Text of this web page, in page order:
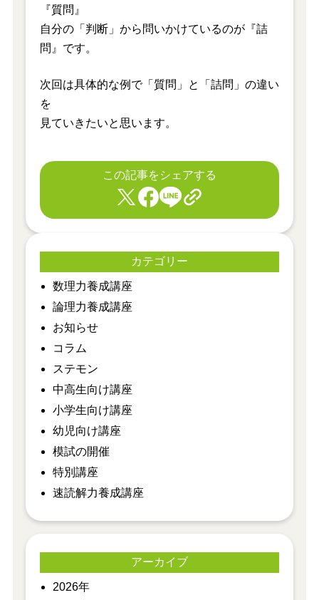
『質問』
自分の「判断」から問いかけているのが『詰
問』です。
次回は具体的な例で「質問」と「詰問」の違い
を
見ていきたいと思います。
この記事をシェアする
カテゴリー
​数理力養成講座
​論理力養成講座
お知らせ
コラム
ステモン
中高生向け講座
小学生向け講座
幼児向け講座
模試の開催
特別講座
速読解力養成講座
アーカイブ
2026年